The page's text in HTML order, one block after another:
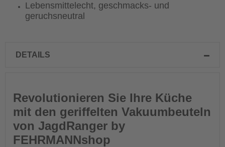
Lebensmittelecht, geschmacks- und
geruchsneutral
DETAILS
Revolutionieren Sie Ihre Küche
mit den geriffelten Vakuumbeuteln
von JagdRanger by
FEHRMANNshop